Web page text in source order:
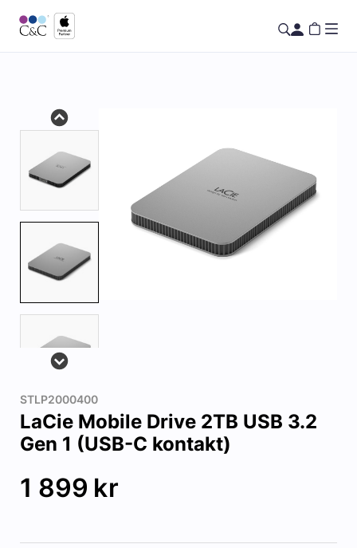
STLP2000400
LaCie Mobile Drive 2TB USB 3.2
Gen 1 (USB-C kontakt)
1 899 kr